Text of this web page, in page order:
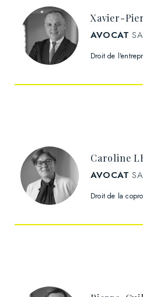
Xavier-
AVOCAT
Droit de
Caroline
AVOCAT
Droit de la